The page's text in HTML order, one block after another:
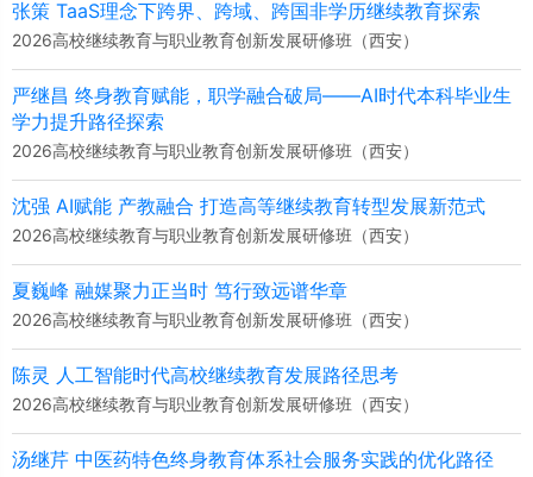
张策 TaaS理念下跨界、跨域、跨国非学历继续教育探索
2026高校继续教育与职业教育创新发展研修班（西安）
严继昌 终身教育赋能，职学融合破局——AI时代本科毕业生
学力提升路径探索
2026高校继续教育与职业教育创新发展研修班（西安）
沈强 AI赋能 产教融合 打造高等继续教育转型发展新范式
2026高校继续教育与职业教育创新发展研修班（西安）
夏巍峰 融媒聚力正当时 笃行致远谱华章
2026高校继续教育与职业教育创新发展研修班（西安）
陈灵 人工智能时代高校继续教育发展路径思考
2026高校继续教育与职业教育创新发展研修班（西安）
汤继芹 中医药特色终身教育体系社会服务实践的优化路径